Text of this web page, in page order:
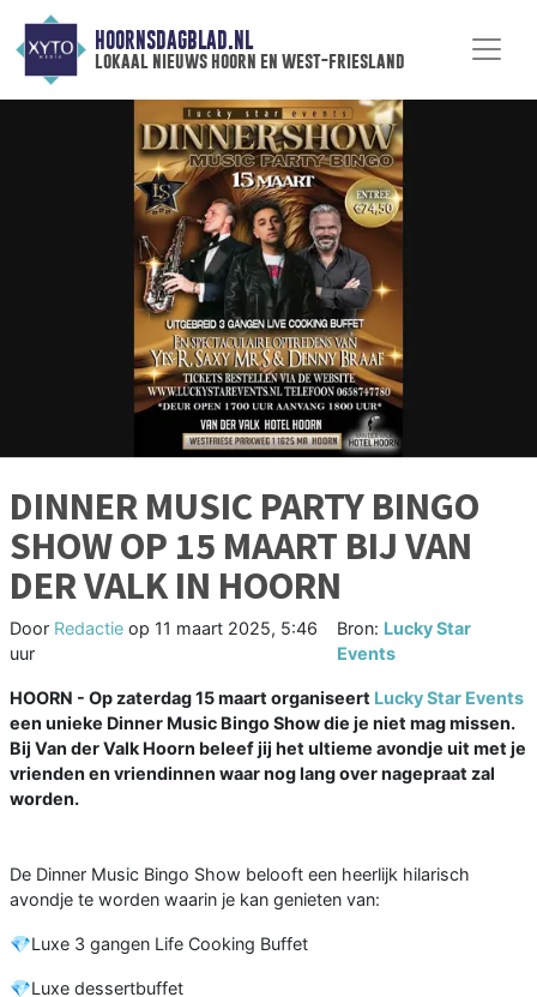
HOORNSDAGBLAD.NL
lokaal nieuws hoorn en west-friesland
DINNER MUSIC PARTY BINGO
SHOW OP 15 MAART BIJ VAN
DER VALK IN HOORN
Door Redactie op 11 maart 2025, 5:46
uur
Bron: Lucky Star
Events
HOORN - Op zaterdag 15 maart organiseert Lucky Star Events
een unieke Dinner Music Bingo Show die je niet mag missen.
Bij Van der Valk Hoorn beleef jij het ultieme avondje uit met je
vrienden en vriendinnen waar nog lang over nagepraat zal
worden.
De Dinner Music Bingo Show belooft een heerlijk hilarisch
avondje te worden waarin je kan genieten van:
💎Luxe 3 gangen Life Cooking Buffet
💎Luxe dessertbuffet